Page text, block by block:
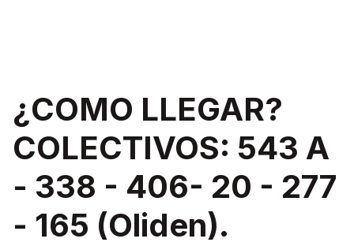
¿COMO LLEGAR?
COLECTIVOS: 543 A
- 338 - 406- 20 - 277
- 165 (Oliden).